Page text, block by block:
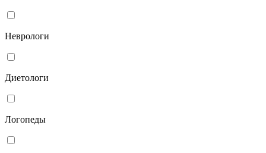
Неврологи
Диетологи
Логопеды